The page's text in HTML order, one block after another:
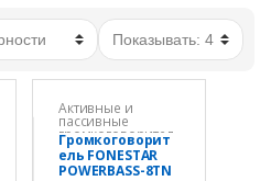
Активные и
пассивные
громкоговорител
иГромкоговорит
ель FONESTAR
POWERBASS-8TN